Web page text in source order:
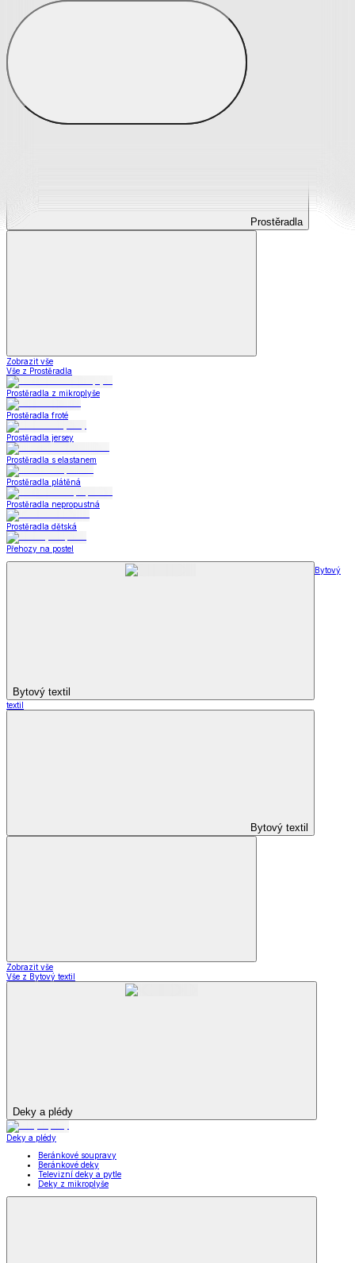
Prostěradla
Prostěradla
Zobrazit vše
Vše z Prostěradla
Prostěradla z mikroplyše
Prostěradla froté
Prostěradla jersey
Prostěradla s elastanem
Prostěradla plátěná
Prostěradla nepropustná
Prostěradla dětská
Přehozy na postel
Bytový textil
Bytový
textil
Bytový textil
Zobrazit vše
Vše z Bytový textil
Deky a plédy
Deky a plédy
Beránkové soupravy
Beránkové deky
Televizní deky a pytle
Deky z mikroplyše